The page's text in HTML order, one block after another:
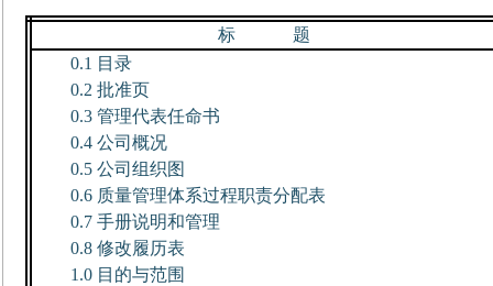
标 题
0.1 目录
0.2批准页
0.3管理代表任命书
0.4公司概况
0.5公司组织图
0.6 质量管理体系过程职责分配表
0.7手册说明和管理
0.8修改履历表
1.0 目的与范围